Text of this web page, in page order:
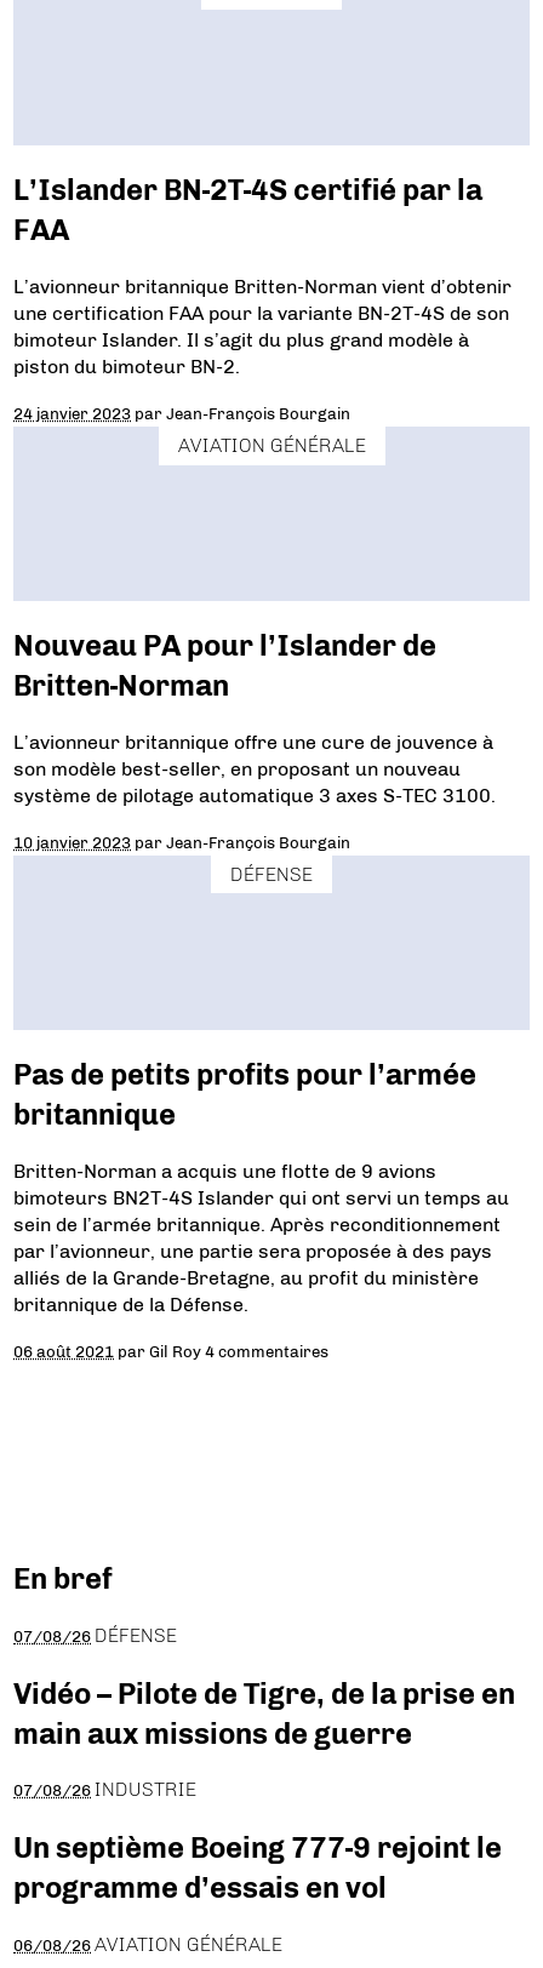
L’Islander BN-2T-4S certifié par la
FAA
L’avionneur britannique Britten-Norman vient d’obtenir
une certification FAA pour la variante BN-2T-4S de son
bimoteur Islander. Il s’agit du plus grand modèle à
piston du bimoteur BN-2.
24 janvier 2023 parJean-François Bourgain
AVIATION GÉNÉRALE
Nouveau PA pour l’Islander de
Britten-Norman
L’avionneur britannique offre une cure de jouvence à
son modèle best-seller, en proposant un nouveau
système de pilotage automatique 3 axes S-TEC 3100.
10 janvier 2023 parJean-François Bourgain
DÉFENSE
Pas de petits profits pour l’armée
britannique
Britten-Norman a acquis une flotte de 9 avions
bimoteurs BN2T-4S Islander qui ont servi un temps au
sein de l’armée britannique. Après reconditionnement
par l’avionneur, une partie sera proposée à des pays
alliés de la Grande-Bretagne, au profit du ministère
britannique de la Défense.
06 août 2021 parGil Roy 4 commentaires
En bref
07/08/26 DÉFENSE
Vidéo – Pilote de Tigre, de la prise en
main aux missions de guerre
07/08/26 INDUSTRIE
Un septième Boeing 777-9 rejoint le
programme d’essais en vol
06/08/26 AVIATION GÉNÉRALE